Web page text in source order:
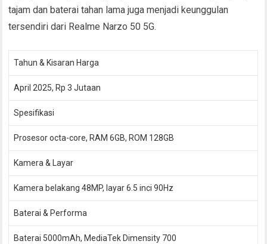
tajam dan baterai tahan lama juga menjadi keunggulan
tersendiri dari Realme Narzo 50 5G.
Tahun & Kisaran Harga
April 2025, Rp 3 Jutaan
Spesifikasi
Prosesor octa-core, RAM 6GB, ROM 128GB
Kamera & Layar
Kamera belakang 48MP, layar 6.5 inci 90Hz
Baterai & Performa
Baterai 5000mAh, MediaTek Dimensity 700